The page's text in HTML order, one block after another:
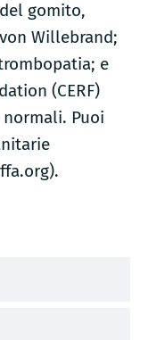
gomito,
Willebrand;
e
(CERF)
Puoi